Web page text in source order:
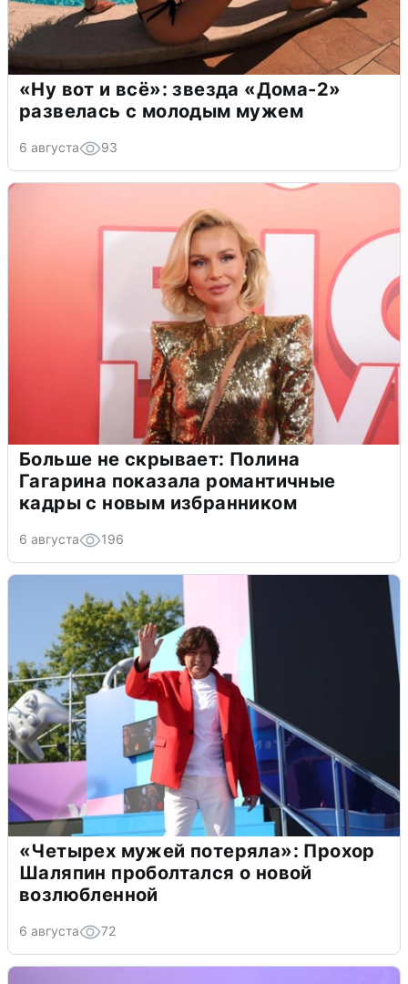
«Ну вот и всё»: звезда «Дома-2»
развелась с молодым мужем
6 августа 93
Больше не скрывает: Полина
Гагарина показала романтичные
кадры с новым избранником
6 августа 196
«Четырех мужей потеряла»: Прохор
Шаляпин проболтался о новой
возлюбленной
6 августа 72